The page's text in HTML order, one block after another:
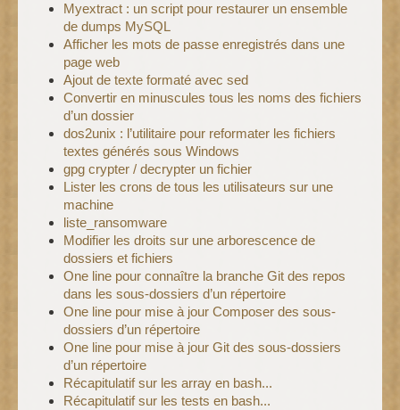
Myextract : un script pour restaurer un ensemble
de dumps MySQL
Afficher les mots de passe enregistrés dans une
page web
Ajout de texte formaté avec sed
Convertir en minuscules tous les noms des fichiers
d’un dossier
dos2unix : l’utilitaire pour reformater les fichiers
textes générés sous Windows
gpg crypter / decrypter un fichier
Lister les crons de tous les utilisateurs sur une
machine
liste_ransomware
Modifier les droits sur une arborescence de
dossiers et fichiers
One line pour connaître la branche Git des repos
dans les sous-dossiers d’un répertoire
One line pour mise à jour Composer des sous-
dossiers d’un répertoire
One line pour mise à jour Git des sous-dossiers
d’un répertoire
Récapitulatif sur les array en bash...
Récapitulatif sur les tests en bash...